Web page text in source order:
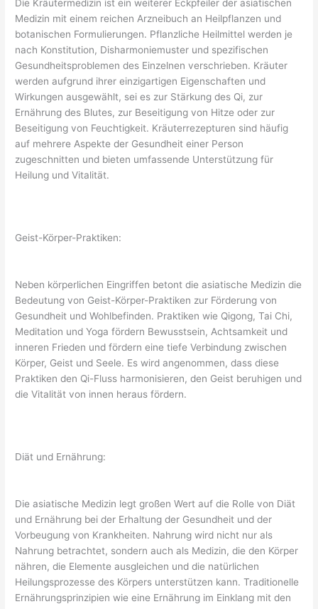
Die Kräutermedizin ist ein weiterer Eckpfeiler der asiatischen
Medizin mit einem reichen Arzneibuch an Heilpflanzen und
botanischen Formulierungen. Pflanzliche Heilmittel werden je
nach Konstitution, Disharmoniemuster und spezifischen
Gesundheitsproblemen des Einzelnen verschrieben. Kräuter
werden aufgrund ihrer einzigartigen Eigenschaften und
Wirkungen ausgewählt, sei es zur Stärkung des Qi, zur
Ernährung des Blutes, zur Beseitigung von Hitze oder zur
Beseitigung von Feuchtigkeit. Kräuterrezepturen sind häufig
auf mehrere Aspekte der Gesundheit einer Person
zugeschnitten und bieten umfassende Unterstützung für
Heilung und Vitalität.
Geist-Körper-Praktiken:
Neben körperlichen Eingriffen betont die asiatische Medizin die
Bedeutung von Geist-Körper-Praktiken zur Förderung von
Gesundheit und Wohlbefinden. Praktiken wie Qigong, Tai Chi,
Meditation und Yoga fördern Bewusstsein, Achtsamkeit und
inneren Frieden und fördern eine tiefe Verbindung zwischen
Körper, Geist und Seele. Es wird angenommen, dass diese
Praktiken den Qi-Fluss harmonisieren, den Geist beruhigen und
die Vitalität von innen heraus fördern.
Diät und Ernährung:
Die asiatische Medizin legt großen Wert auf die Rolle von Diät
und Ernährung bei der Erhaltung der Gesundheit und der
Vorbeugung von Krankheiten. Nahrung wird nicht nur als
Nahrung betrachtet, sondern auch als Medizin, die den Körper
nähren, die Elemente ausgleichen und die natürlichen
Heilungsprozesse des Körpers unterstützen kann. Traditionelle
Ernährungsprinzipien wie eine Ernährung im Einklang mit den